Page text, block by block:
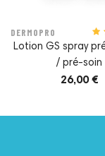
DERMOPRO
Lotion GS spray
/ pré-soin
26,00 €